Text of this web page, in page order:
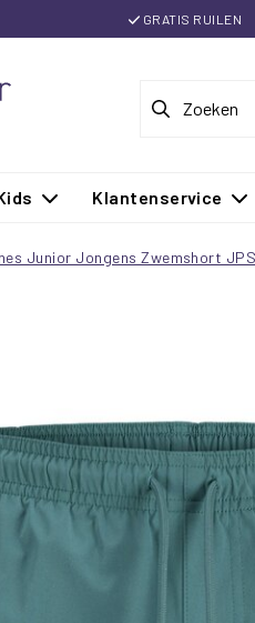
GRATIS RUILEN
Klantenservice
Junior Jongens Zwemshort